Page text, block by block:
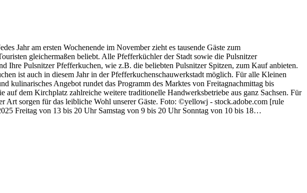
Jahr am ersten Wochenende im November zieht es tausende Gäste zum
gleichermaßen beliebt. Alle Pfefferküchler der Stadt sowie die Pulsnitzer
Ihre Pulsnitzer Pfefferkuchen, wie z.B. die beliebten Pulsnitzer Spitzen, zum Kauf anbieten.
ist auch in diesem Jahr in der Pfefferkuchenschauwerkstadt möglich. Für alle Kleinen
kulinarisches Angebot rundet das Programm des Marktes von Freitagnachmittag bis
dem Kirchplatz zahlreiche weitere traditionelle Handwerksbetriebe aus ganz Sachsen. Für
Art sorgen für das leibliche Wohl unserer Gäste. Foto: ©yellowj - stock.adobe.com [rule
Freitag von 13 bis 20 Uhr Samstag von 9 bis 20 Uhr Sonntag von 10 bis 18…